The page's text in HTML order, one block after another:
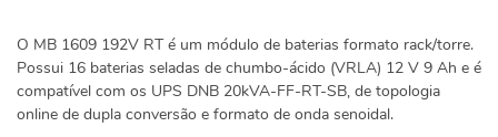
O MB 1609 192V RT é um módulo de baterias formato rack/torre.
Possui 16 baterias seladas de chumbo-ácido (VRLA) 12 V 9 Ah e é
compatível com os UPS DNB 20kVA-FF-RT-SB, de topologia
online de dupla conversão e formato de onda senoidal.